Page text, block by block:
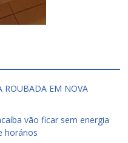
ROUBADA EM NOVA
vão ficar sem energia
horários